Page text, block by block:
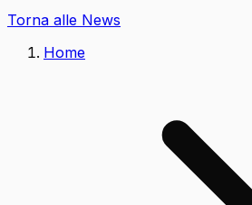
Torna alle News
Home